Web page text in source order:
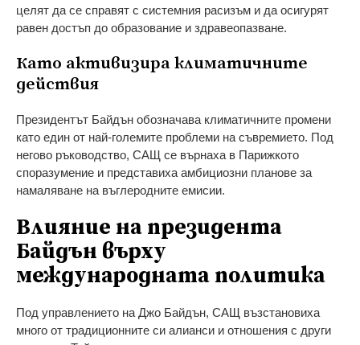
целят да се справят с системния расизъм и да осигурят
равен достъп до образование и здравеопазване.
Като активизира климатичните
действия
Президентът Байдън обозначава климатичните промени
като един от най-големите проблеми на съвремието. Под
негово ръководство, САЩ се върнаха в Парижкото
споразумение и представиха амбициозни планове за
намаляване на въглеродните емисии.
Влияние на президента
Байдън върху
международната политика
Под управлението на Джо Байдън, САЩ възстановиха
много от традиционните си алианси и отношения с други